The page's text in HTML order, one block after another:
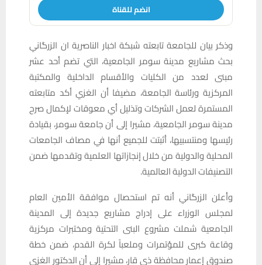
انضم للقناة
وذكر بيان للجامعة تابعته شبكة اخبار الناصرية ان الزرگاني
بحث مشاريع مدينة سومر الجامعية، التي تضم أحد عشر
مبنى لعدد من الكليات والأقسام الداخلية والمكتبة
المركزية ورئاسة الجامعة، مضيفا أن الغزي أكد متابعته
المستمرة لعمل الشركات وتذليل أي معوقات لإكمال صرح
مدينة سومر الجامعية، مشيرا إلى أن جامعة سومر، بقيادة
رئيسها ومنتسبيها، أثبتت للجميع أنها في مصاف الجامعات
المحلية والدولية من خلال إنجازاتها العلمية وتقدمها ضمن
التصنيفات الدولية العالمية.
وأعلن الزرگاني أنه تم استحصال موافقة الأمين العام
لمجلس الوزراء على إدراج مشاريع جديدة إلى المدينة
الجامعية شملت مشروع البنى التحتية ومختبرات مركزية
وقاعة كبرى للمؤتمرات وملعباً لكرة القدم، ضمن خطة
صندوق إعمار محافظة ذي قار، مشيرا إلى أن الدكتور الغزي